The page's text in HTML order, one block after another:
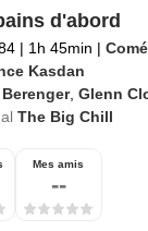
d'abord
| 1h 45min |
Kasdan
, Glenn
The Big Chill
Mes amis
--